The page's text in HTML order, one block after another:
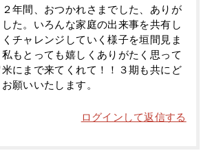
年間、おつかれさまでした、ありが
た。いろんな家庭の出来事を共有し
チャレンジしていく様子を垣間見ま
もとっても嬉しくありがたく思って
にまで来てくれて！！３期も共にど
願いいたします。
ログインして返信する